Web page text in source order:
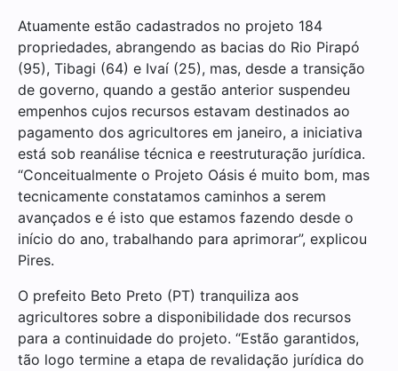
Atuamente estão cadastrados no projeto 184
propriedades, abrangendo as bacias do Rio Pirapó
(95), Tibagi (64) e Ivaí (25), mas, desde a transição
de governo, quando a gestão anterior suspendeu
empenhos cujos recursos estavam destinados ao
pagamento dos agricultores em janeiro, a iniciativa
está sob reanálise técnica e reestruturação jurídica.
“Conceitualmente o Projeto Oásis é muito bom, mas
tecnicamente constatamos caminhos a serem
avançados e é isto que estamos fazendo desde o
início do ano, trabalhando para aprimorar”, explicou
Pires.
O prefeito Beto Preto (PT) tranquiliza aos
agricultores sobre a disponibilidade dos recursos
para a continuidade do projeto. “Estão garantidos,
tão logo termine a etapa de revalidação jurídica do